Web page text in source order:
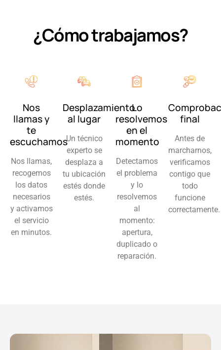
¿Cómo trabajamos?
Nos
llamas y
te
escuchamos
Nos llamas,
recogemos
los datos
necesarios
y activamos
el servicio
en minutos.
Desplazamiento
al lugar
Un técnico
experto se
desplaza a
tu ubicación
estés donde
estés.
Lo
resolvemos
en el
momento
Detectamos
el problema
y lo
resolvemos
al
momento:
apertura,
duplicado o
reparación.
final
Antes de
marcharnos,
verificamos
contigo que
todo
funcione
correctamente.